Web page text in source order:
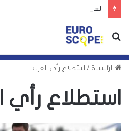
الغارديان: توظيف اليمين الأوروبي
بحث
الرئيسية / استطلاع رأي العرب
استطلاع رأي